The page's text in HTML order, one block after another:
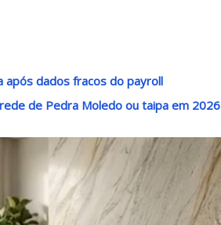
após dados fracos do payroll
de Pedra Moledo ou taipa em 2026